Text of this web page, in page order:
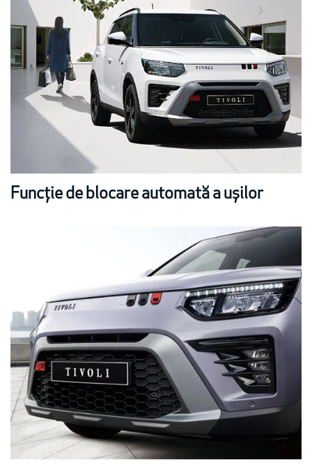
Funcție de blocare automată a ușilor